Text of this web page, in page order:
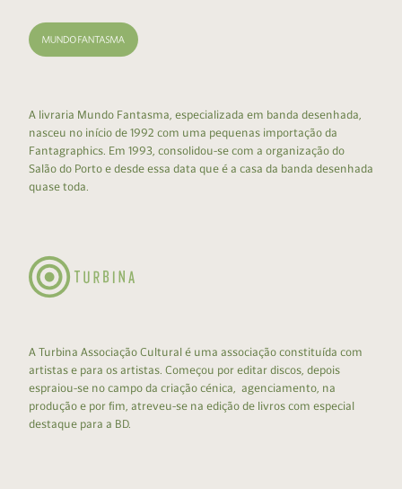
A livraria Mundo Fantasma, especializada em banda desenhada,
nasceu no início de 1992 com uma pequenas importação da
Fantagraphics. Em 1993, consolidou-se com a organização do
Salão do Porto e desde essa data que é a casa da banda desenhada
quase toda.
A Turbina Associação Cultural é uma associação constituída com
artistas e para os artistas. Começou por editar discos, depois
espraiou-se no campo da criação cénica, agenciamento, na
produção e por fim, atreveu-se na edição de livros com especial
destaque para a BD.